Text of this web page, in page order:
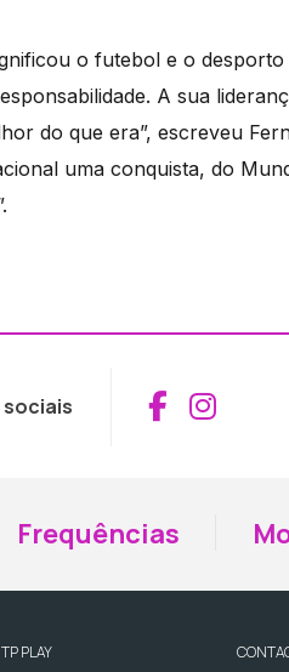
o futebol e o desporto
A sua
do que era”, escreveu
uma conquista, do
sociais
Frequências
PLAY